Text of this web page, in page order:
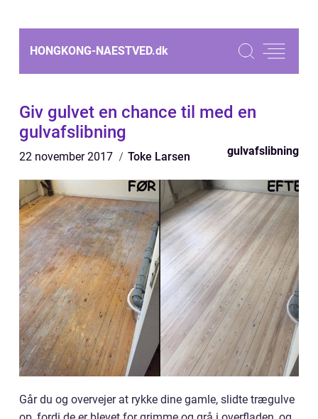
HONGKONG-NAESTVED.dk
Giv gulvet en chance til med en
gulvafslibning
22 november 2017 Toke Larsen gulvafslibning
Går du og overvejer at rykke dine gamle, slidte trægulve